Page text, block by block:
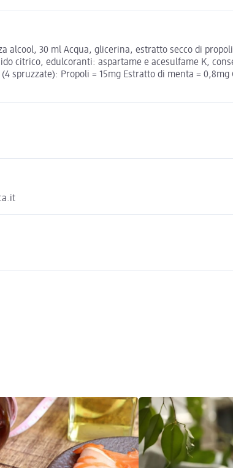
30 ml Acqua, glicerina, estratto secco di
citrico, edulcoranti: aspartame e acesulfame K,
Propoli = 15mg Estratto di menta =